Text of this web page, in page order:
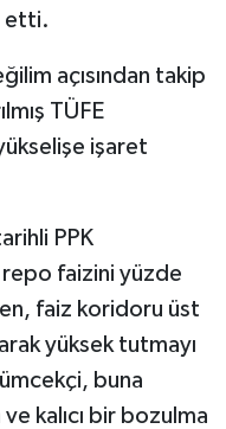
etti.
açısından takip
TÜFE
işaret
PPK
repo faizini yüzde
faiz koridoru üst
yüksek tutmayı
buna
kalıcı bir bozulma